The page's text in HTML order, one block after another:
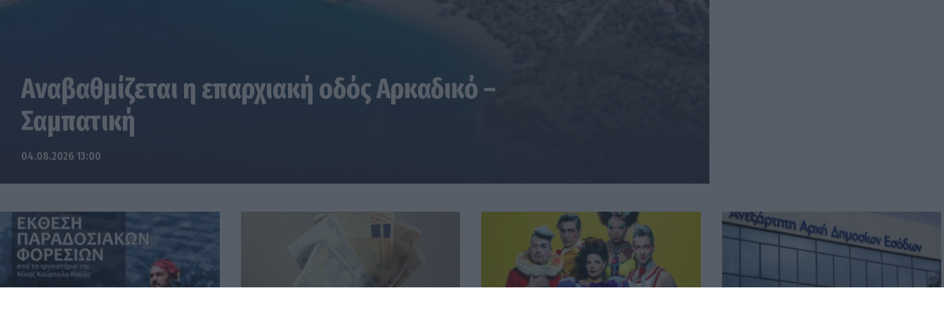
Αναβαθμίζεται η επαρχιακή οδός Αρκαδικό –
Σαμπατική
04.08.2026 13:00